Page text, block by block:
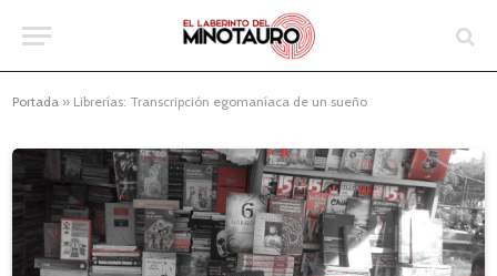
Portada » Librerías: Transcripción egomaníaca de un sueño